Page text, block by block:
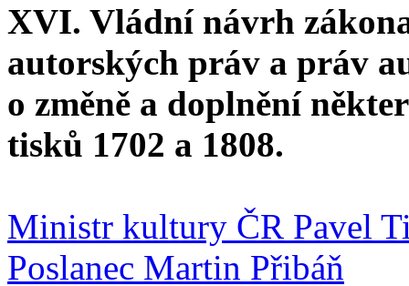
XVI. Vládní návrh
autorských práv a práv
o změně a doplnění
tisků 1702 a 1808.
Ministr kultury ČR Pavel
Poslanec Martin Přibáň